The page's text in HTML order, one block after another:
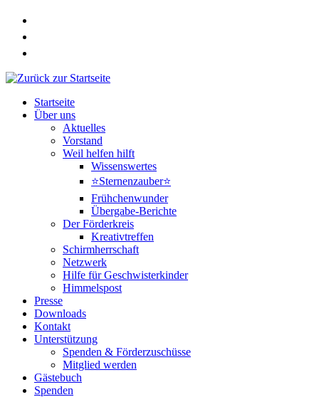
Zum
springen
Startseite
Über uns
Aktuelles
Vorstand
Weil helfen hilft
Wissenswertes
⭐Sternenzauber⭐
Frühchenwunder
Übergabe-Berichte
Der Förderkreis
Kreativtreffen
Schirmherrschaft
Netzwerk
Hilfe für Geschwisterkinder
Himmelspost
Presse
Downloads
Kontakt
Unterstützung
Spenden & Förderzuschüsse
Mitglied werden
Gästebuch
Spenden